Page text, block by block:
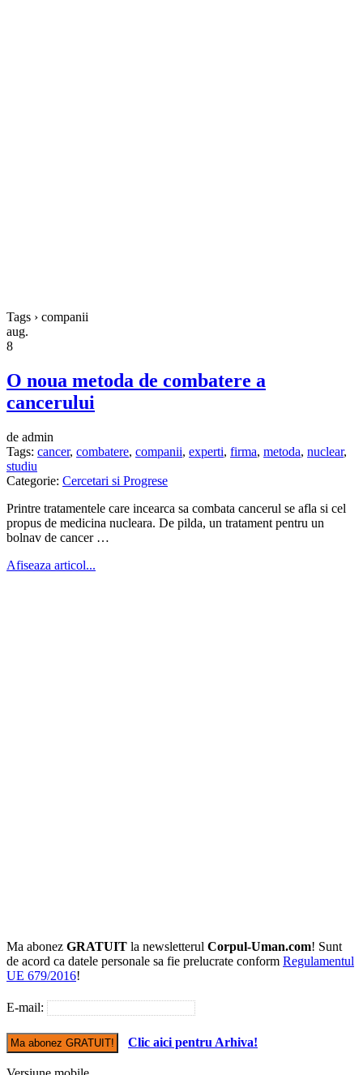
Tags › companii
aug.
8
O noua metoda de combatere a
cancerului
de admin
Tags: cancer, combatere, companii, experti, firma, metoda, nuclear,
studiu
Categorie: Cercetari si Progrese
Printre tratamentele care incearca sa combata cancerul se afla si cel
propus de medicina nucleara. De pilda, un tratament pentru un
bolnav de cancer …
Afiseaza articol...
Ma abonez GRATUIT la newsletterul Corpul-Uman.com! Sunt
de acord ca datele personale sa fie prelucrate conform Regulamentul
UE 679/2016!
E-mail:
Clic aici pentru Arhiva!